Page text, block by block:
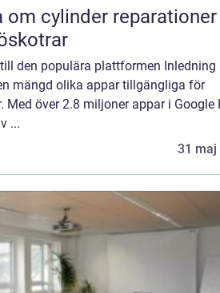
om cylinder
den populära plattformen Inledning
mängd olika appar tillgängliga för
Med över 2.8 miljoner appar i Google
...
31 maj